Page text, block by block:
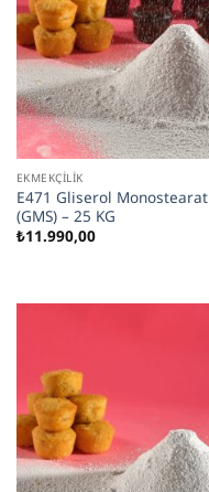
EKMEKÇILIK
E471 Gliserol Monostearat
(GMS) – 25 KG
₺11.990,00